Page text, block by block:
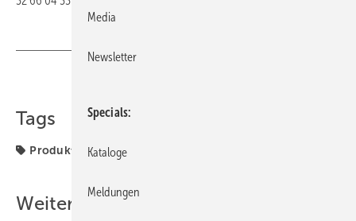
Tags
Produkte
Weitere Inhalte
Media
Newsletter
Specials
Kataloge
Meldungen